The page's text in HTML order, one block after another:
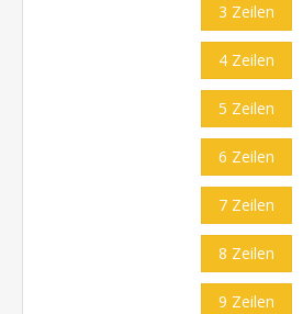
3 Zeilen
4 Zeilen
5 Zeilen
6 Zeilen
7 Zeilen
8 Zeilen
9 Zeilen